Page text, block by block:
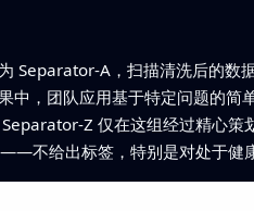
Separator-A，扫描清洗后的数
，团队应用基于特定问题的简
Z 仅在这组经过精心策
不给出标签，特别是对处于健